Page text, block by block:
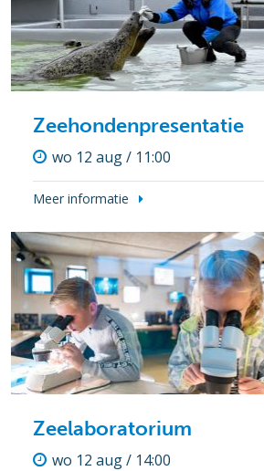
Zeehondenpresentatie
wo 12 aug / 11:00
Meer informatie
Zeelaboratorium
wo 12 aug / 14:00